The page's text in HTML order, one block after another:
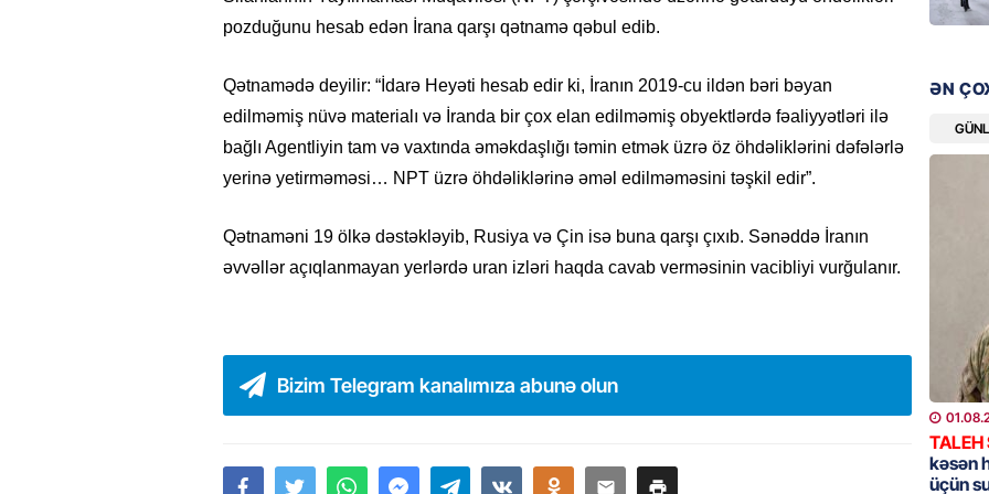
pozduğunu hesab edən İrana qarşı qətnamə qəbul edib.
Qətnamədə deyilir: “İdarə Heyəti hesab edir ki, İranın 2019-cu ildən bəri bəyan
edilməmiş nüvə materialı və İranda bir çox elan edilməmiş obyektlərdə fəaliyyətləri ilə
bağlı Agentliyin tam və vaxtında əməkdaşlığı təmin etmək üzrə öz öhdəliklərini dəfələrlə
yerinə yetirməməsi… NPT üzrə öhdəliklərinə əməl edilməməsini təşkil edir”.
Qətnaməni 19 ölkə dəstəkləyib, Rusiya və Çin isə buna qarşı çıxıb. Sənəddə İranın
əvvəllər açıqlanmayan yerlərdə uran izləri haqda cavab verməsinin vacibliyi vurğulanır.
Bizim Telegram kanalımıza abunə olun
Evdən
İDMAN
ƏN
TALEH
kəsən
üçün